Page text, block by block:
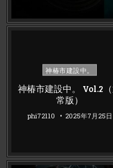
Posted
神椿市建設中。
神椿市建設中。 Vol.2
常版）
phi72110 2025年7月25日